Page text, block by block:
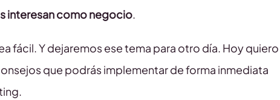
interesan como negocio.
fácil. Y dejaremos ese tema para otro día. Hoy quiero
que podrás implementar de forma inmediata